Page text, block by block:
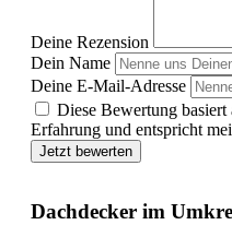
Deine Rezension
Dein Name
Deine E-Mail-Adresse
Diese Bewertung
Erfahrung und entspricht
Jetzt bewerten
Dachdecker im